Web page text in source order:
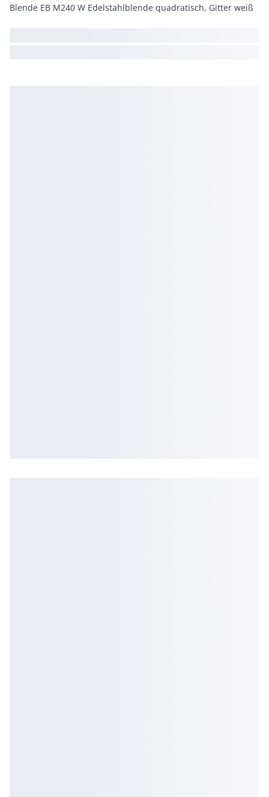
Blende EB M240 W Edelstahlblende quadratisch, Gitter weiß